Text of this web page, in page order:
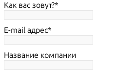
Как вас зовут?
E-mail адрес
Название компании